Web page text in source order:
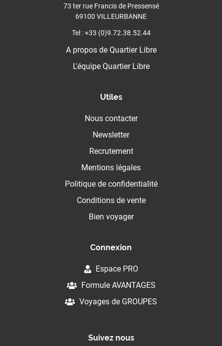
73 ter rue Francis de Pressensé
69100 VILLEURBANNE
Tel : +33 (0)9.72.38.52.44
A propos de Quartier Libre
L'équipe Quartier Libre
Utiles
Nous contacter
Newsletter
Recrutement
Mentions légales
Politique de confidentialité
Conditions de vente
Bien voyager
Connexion
Espace PRO
Formule AVANTAGES
Voyages de GROUPES
Suivez nous